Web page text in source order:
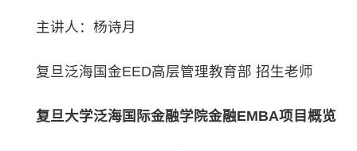
主讲人：杨诗月
复旦泛海国金EED高层管理教育部 招生老师
复旦大学泛海国际金融学院金融EMBA项目概览